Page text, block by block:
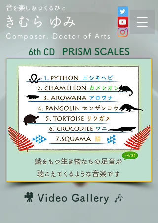
きむら ゆみ
Composer, Doctor of Arts
音を楽しみつくるひと
6th CD PRISM SCALES
🎥 Video Gallery 🎶